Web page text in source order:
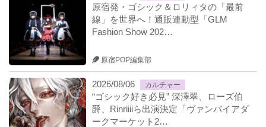
原宿発・ゴシック＆ロリィタの「最前
線」を世界へ！通販連動型「GLM
Fashion Show 202…
原宿POP編集部
2026/08/06 カルチャー
“ゴシック好き必見” 深澤翠、ローズ伯
爵、Rinriiiiら出演決定「ヴァンパイアダ
ークマーケット2…